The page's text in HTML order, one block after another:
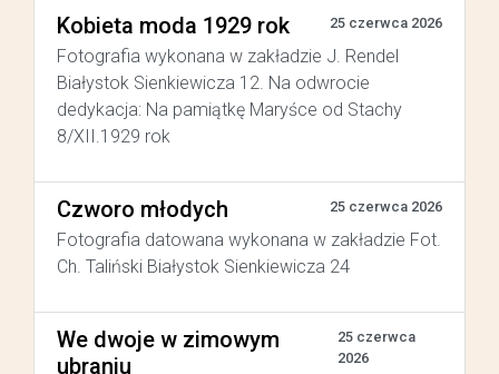
Kobieta moda 1929 rok 25 czerwca 2026
Fotografia wykonana w zakładzie J. Rendel
Białystok Sienkiewicza 12. Na odwrocie
dedykacja: Na pamiątkę Maryśce od Stachy
8/XII.1929 rok
Czworo młodych 25 czerwca 2026
Fotografia datowana wykonana w zakładzie Fot.
Ch. Taliński Białystok Sienkiewicza 24
We dwoje w zimowym
ubraniu
25 czerwca
2026